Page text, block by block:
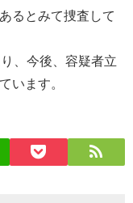
るとみて捜査して
、今後、容疑者立
います。